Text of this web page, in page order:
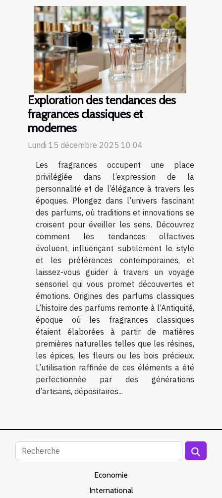
Exploration des tendances des
fragrances classiques et
modernes
Lundi 15 décembre 2025 10:04
Les fragrances occupent une place
privilégiée dans l’expression de la
personnalité et de l’élégance à travers les
époques. Plongez dans l’univers fascinant
des parfums, où traditions et innovations se
croisent pour éveiller les sens. Découvrez
comment les tendances olfactives
évoluent, influençant subtilement le style
et les préférences contemporaines, et
laissez-vous guider à travers un voyage
sensoriel qui vous promet découvertes et
émotions. Origines des parfums classiques
L’histoire des parfums remonte à l’Antiquité,
époque où les fragrances classiques
étaient élaborées à partir de matières
premières naturelles telles que les résines,
les épices, les fleurs ou les bois précieux.
L’utilisation raffinée de ces éléments a été
perfectionnée par des générations
d’artisans, dépositaires...
Economie
International